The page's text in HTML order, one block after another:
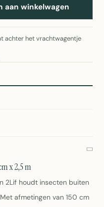
aan winkelwagen
achter het vrachtwagentje
x 2,5 m
2Lif houdt insecten buiten
afmetingen van 150 cm